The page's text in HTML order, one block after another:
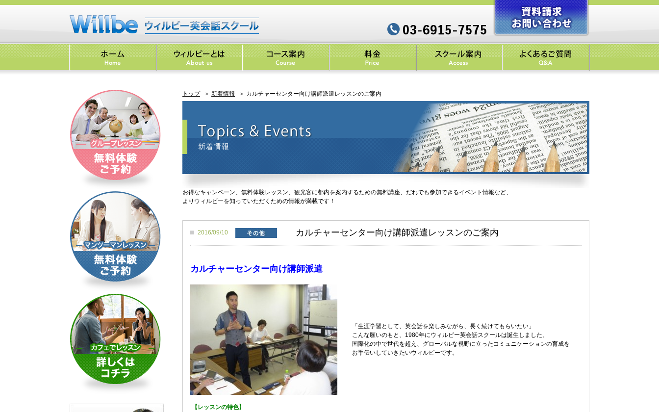
トップ ＞ 新着情報 ＞ カルチャーセンター向け講師派遣レッスンのご案内
お得なキャンペーン、無料体験レッスン、観光客に都内を案内するための無料講座、だれでも参加できるイベント情報など、
よりウィルビーを知っていただくための情報が満載です！
2016/09/10 カルチャーセンター向け講師派遣レッスンのご案内
カルチャーセンター向け講師派遣
「生涯学習として、英会話を楽しみながら、長く続けてもらいたい」
こんな願いのもと、1980年にウィルビー英会話スクールは誕生しました。
国際化の中で世代を超え、グローバルな視野に立ったコミュニケーションの育成を
お手伝いしていきたいウィルビーです。
【レッスンの特色】